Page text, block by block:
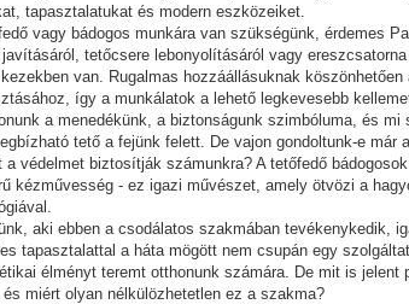
tapasztalatukat és modern eszközeiket.
vagy bádogos munkára van szükségünk, érdemes
javításáról, tetőcsere lebonyolításáról vagy
kezekben van. Rugalmas hozzáállásuknak
így a munkálatok a lehető legkevesebb
a menedékünk, a biztonságunk szimbóluma, és
tető a fejünk felett. De vajon gondoltunk-e már
a védelmet biztosítják számunkra? A tetőfedő
kézművesség - ez igazi művészet, amely ötvözi a
aki ebben a csodálatos szakmában tevékenykedik,
tapasztalattal a háta mögött nem csupán egy
élményt teremt otthonunk számára. De mit is jelent
miért olyan nélkülözhetetlen ez a szakma?